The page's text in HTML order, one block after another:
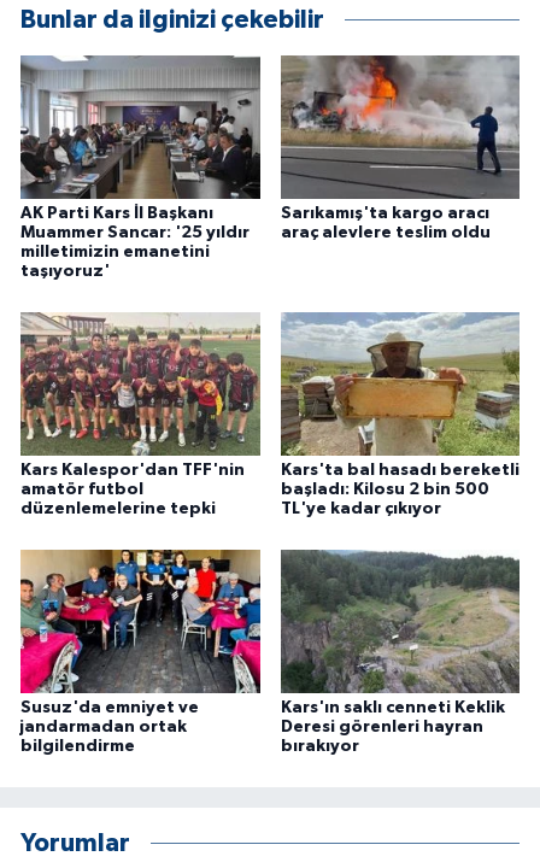
Bunlar da ilginizi çekebilir
AK Parti Kars İl Başkanı
Muammer Sancar: '25 yıldır
milletimizin emanetini
taşıyoruz'
Sarıkamış'ta kargo aracı
araç alevlere teslim oldu
Kars Kalespor'dan TFF'nin
amatör futbol
düzenlemelerine tepki
Kars'ta bal hasadı bereketli
başladı: Kilosu 2 bin 500
TL'ye kadar çıkıyor
Susuz'da emniyet ve
jandarmadan ortak
bilgilendirme
Kars'ın saklı cenneti Keklik
Deresi görenleri hayran
bırakıyor
Yorumlar